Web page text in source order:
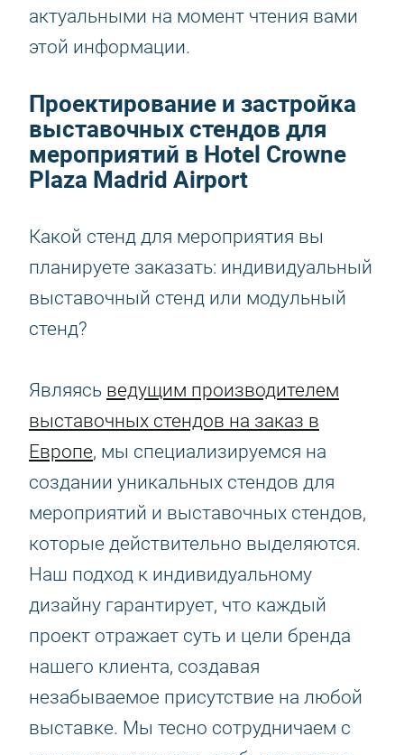
актуальными на момент чтения вами
этой информации.
Проектирование и застройка
выставочных стендов для
мероприятий в Hotel Crowne
Plaza Madrid Airport
Какой стенд для мероприятия вы
планируете заказать: индивидуальный
выставочный стенд или модульный
стенд?
Являясь ведущим производителем
выставочных стендов на заказ в
Европе, мы специализируемся на
создании уникальных стендов для
мероприятий и выставочных стендов,
которые действительно выделяются.
Наш подход к индивидуальному
дизайну гарантирует, что каждый
проект отражает суть и цели бренда
нашего клиента, создавая
незабываемое присутствие на любой
выставке. Мы тесно сотрудничаем с